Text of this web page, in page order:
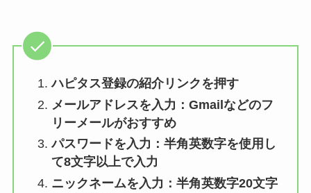
ハピタス登録の紹介リンクを押す
メールアドレスを入力：Gmailなどのフ
リーメールがおすすめ
パスワードを入力：半角英数字を使用し
て8文字以上で入力
ニックネームを入力：半角英数字20文字